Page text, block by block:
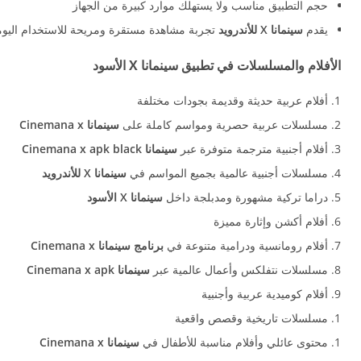
حجم التطبيق مناسب ولا يستهلك موارد كبيرة من الجهاز
يقدم سينمانا X للأندرويد تجربة مشاهدة مستقرة ومريحة للاستخدام
الأفلام والمسلسلات في تطبيق سينمانا X الأسود
أفلام عربية حديثة وقديمة بجودات مختلفة
مسلسلات عربية حصرية ومواسم كاملة على سينمانا Cinemana x
أفلام أجنبية مترجمة متوفرة عبر سينمانا Cinemana x apk black
مسلسلات أجنبية عالمية بجميع المواسم في سينمانا X للأندرويد
دراما تركية مشهورة ومدبلجة داخل سينمانا X الأسود
أفلام أكشن وإثارة مميزة
أفلام رومانسية ودرامية متنوعة في برنامج سينمانا Cinemana x
مسلسلات نتفلكس وأعمال عالمية عبر سينمانا Cinemana x apk
أفلام كوميدية عربية وأجنبية
مسلسلات تاريخية وقصص واقعية
محتوى عائلي وأفلام مناسبة للأطفال في سينمانا Cinemana x